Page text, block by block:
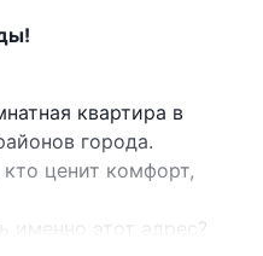
квартира в
города.
ценит комфорт,
именно этот адрес?